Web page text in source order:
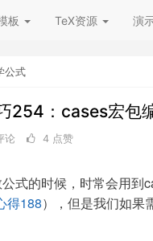
板 TeX资源 演
公式
254：cases宏包
论 4 点赞
式的时候，时常会用到
得188），但是我们如果